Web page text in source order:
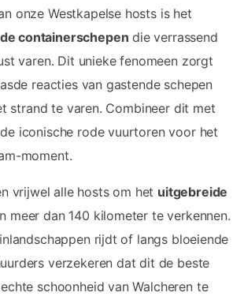
onze Westkapelse hosts is het
containerschepen die verrassend
varen. Dit unieke fenomeen zorgt
reacties van gastende schepen
strand te varen. Combineer dit met
iconische rode vuurtoren voor het
moment.
vrijwel alle hosts om het uitgebreide
meer dan 140 kilometer te verkennen.
rijdt of langs bloeiende
verzekeren dat dit de beste
schoonheid van Walcheren te